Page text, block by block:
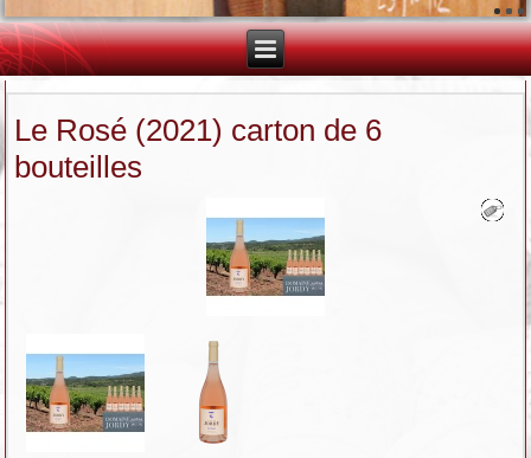
Le Rosé (2021) carton de 6
bouteilles